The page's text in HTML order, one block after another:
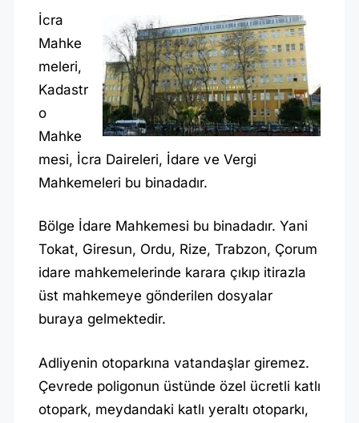
İcra
Mahke
meleri,
Kadastr
o
Mahke
mesi, İcra Daireleri, İdare ve Vergi
Mahkemeleri bu binadadır.
Bölge İdare Mahkemesi bu binadadır. Yani
Tokat, Giresun, Ordu, Rize, Trabzon, Çorum
idare mahkemelerinde karara çıkıp itirazla
üst mahkemeye gönderilen dosyalar
buraya gelmektedir.
Adliyenin otoparkına vatandaşlar giremez.
Çevrede poligonun üstünde özel ücretli katlı
otopark, meydandaki katlı yeraltı otoparkı,